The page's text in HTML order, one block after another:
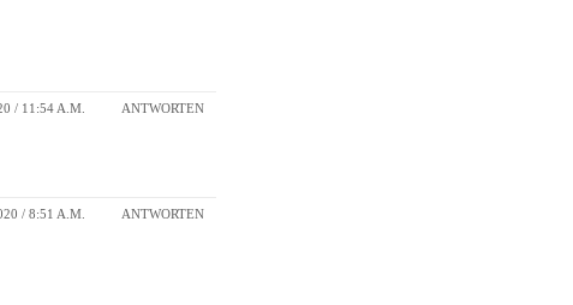
/ 11:54 A.M. ANTWORTEN
/ 8:51 A.M. ANTWORTEN